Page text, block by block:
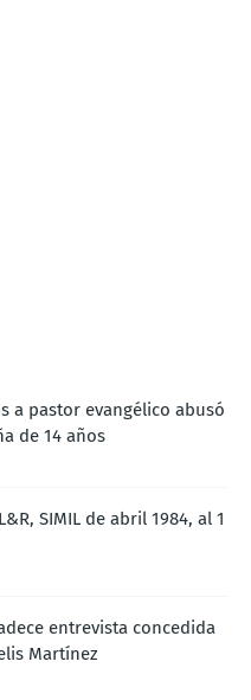
a pastor evangélico abusó
de 14 años
SIMIL de abril 1984, al 1
entrevista concedida
Martínez